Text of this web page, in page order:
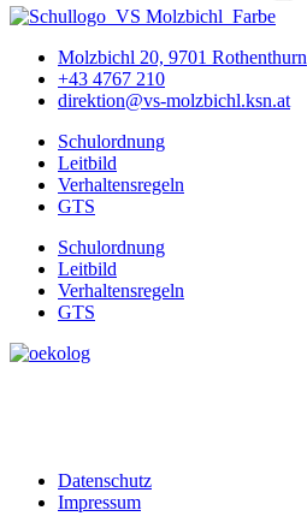
Molzbichl 20, 9701 Rothenthurn
+43 4767 210
direktion@vs-molzbichl.ksn.at
Schulordnung
Leitbild
Verhaltensregeln
GTS
Schulordnung
Leitbild
Verhaltensregeln
GTS
Datenschutz
Impressum